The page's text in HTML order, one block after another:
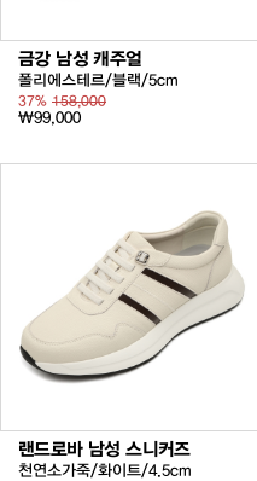
금강 남성 캐주얼
폴리에스테르/블랙/5cm
37% 158,000
₩99,000
랜드로바 남성 스니커즈
천연소가죽/화이트/4.5cm